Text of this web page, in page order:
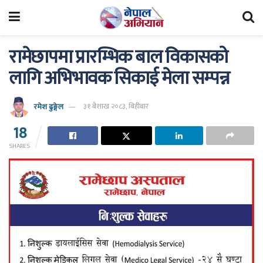
रामेछापमा प्रारम्भिक बाल विकासको
लागि अभिभावक सिकाई मेला सम्पन्न
रमेश ढुङ्गेल ३१ बैशाख २०८३, बिहीबार
18
SHARES